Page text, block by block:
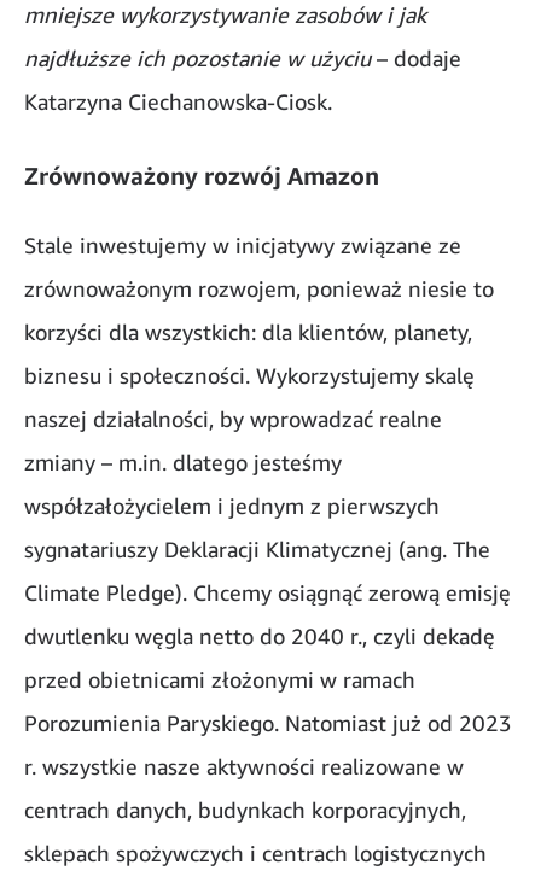
mniejsze wykorzystywanie zasobów i jak
najdłuższe ich pozostanie w użyciu– dodaje
Katarzyna Ciechanowska-Ciosk.
Zrównoważony rozwój Amazon
Stale inwestujemy w inicjatywy związane ze
zrównoważonym rozwojem, ponieważ niesie to
korzyści dla wszystkich: dla klientów, planety,
biznesu i społeczności. Wykorzystujemy skalę
naszej działalności, by wprowadzać realne
zmiany – m.in. dlatego jesteśmy
współzałożycielem i jednym z pierwszych
sygnatariuszy Deklaracji Klimatycznej (ang. The
Climate Pledge). Chcemy osiągnąć zerową emisję
dwutlenku węgla netto do 2040 r., czyli dekadę
przed obietnicami złożonymi w ramach
Porozumienia Paryskiego. Natomiast już od 2023
r. wszystkie nasze aktywności realizowane w
centrach danych, budynkach korporacyjnych,
sklepach spożywczych i centrach logistycznych